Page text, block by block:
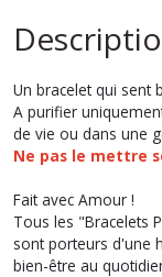
Un bracelet qui sent
A purifier
de vie ou dans une
Ne pas le mettre
Fait avec Amour !
Tous les "Bracelets
sont porteurs d'une
bien-être au